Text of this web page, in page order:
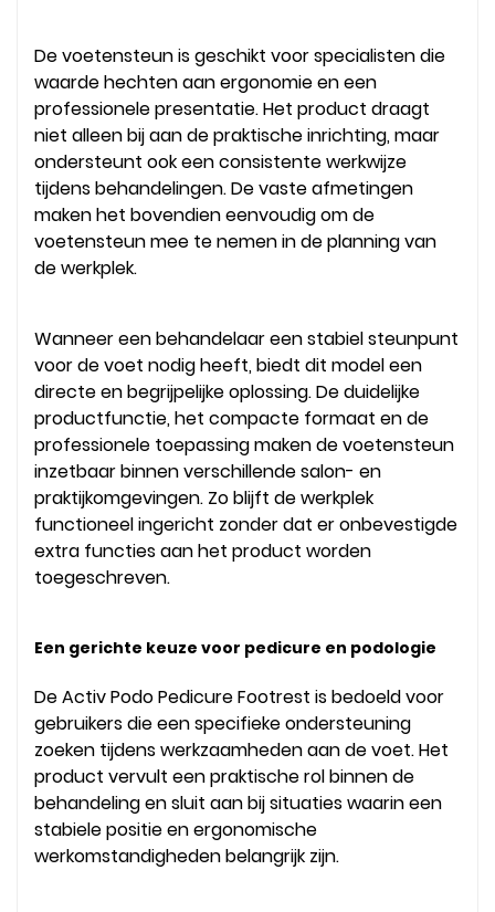
De voetensteun is geschikt voor specialisten die
waarde hechten aan ergonomie en een
professionele presentatie. Het product draagt
niet alleen bij aan de praktische inrichting, maar
ondersteunt ook een consistente werkwijze
tijdens behandelingen. De vaste afmetingen
maken het bovendien eenvoudig om de
voetensteun mee te nemen in de planning van
de werkplek.
Wanneer een behandelaar een stabiel steunpunt
voor de voet nodig heeft, biedt dit model een
directe en begrijpelijke oplossing. De duidelijke
productfunctie, het compacte formaat en de
professionele toepassing maken de voetensteun
inzetbaar binnen verschillende salon- en
praktijkomgevingen. Zo blijft de werkplek
functioneel ingericht zonder dat er onbevestigde
extra functies aan het product worden
toegeschreven.
Een gerichte keuze voor pedicure en podologie
De Activ Podo Pedicure Footrest is bedoeld voor
gebruikers die een specifieke ondersteuning
zoeken tijdens werkzaamheden aan de voet. Het
product vervult een praktische rol binnen de
behandeling en sluit aan bij situaties waarin een
stabiele positie en ergonomische
werkomstandigheden belangrijk zijn.